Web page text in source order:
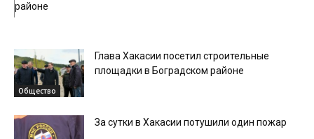
районе
Общество
Глава Хакасии посетил строительные
площадки в Боградском районе
За сутки в Хакасии потушили один пожар